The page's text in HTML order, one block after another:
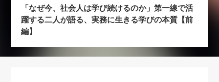
「なぜ今、社会人は学び続けるのか」第一線で活
躍する二人が語る、実務に生きる学びの本質【前
編】